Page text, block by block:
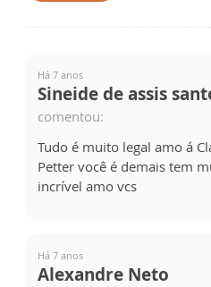
Há 7 anos
Sineide de assis
comentou:
Tudo é muito legal amo á
Petter você é demais tem
incrível amo vcs
Há 7 anos
Alexandre Neto